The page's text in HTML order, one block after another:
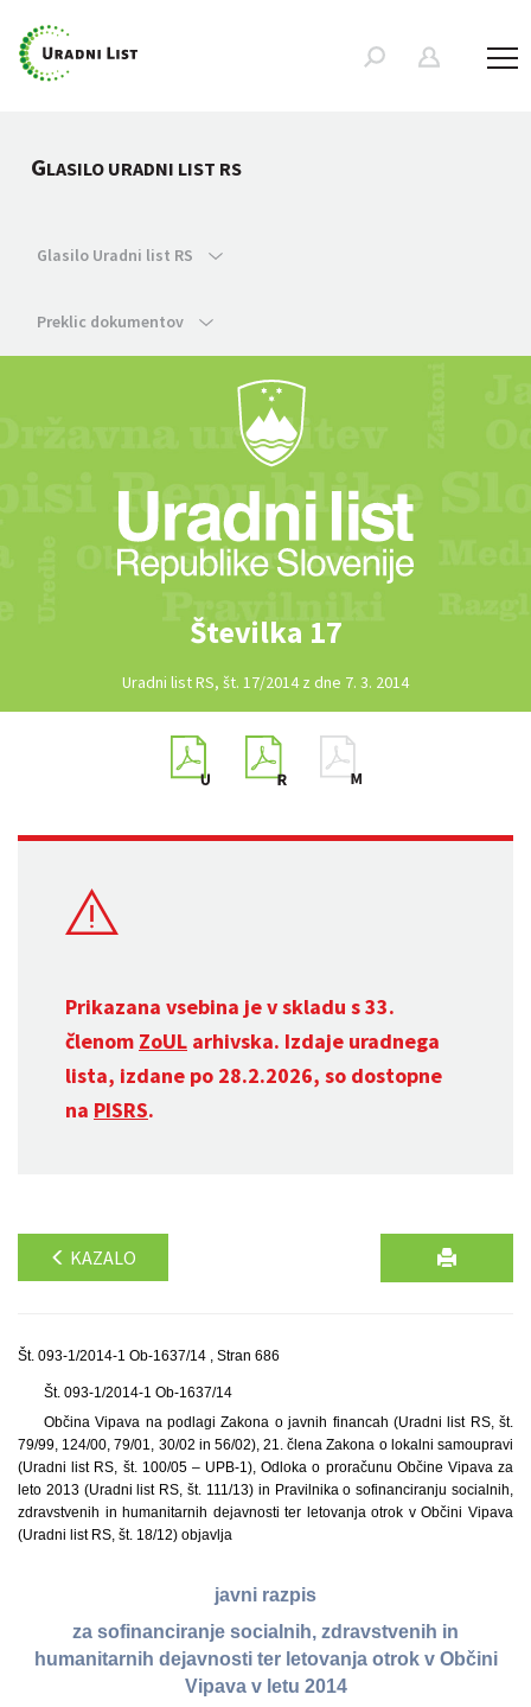
GLASILO URADNI LIST RS
Glasilo Uradni list RS
Preklic dokumentov
Številka 17
Uradni list RS, št. 17/2014 z dne 7. 3. 2014
Prikazana vsebina je v skladu s 33.
členom ZoUL arhivska. Izdaje uradnega
lista, izdane po 28.2.2026, so dostopne
na PISRS.
KAZALO
Št. 093-1/2014-1 Ob-1637/14 , Stran 686
Št. 093-1/2014-1 Ob-1637/14
Občina Vipava na podlagi Zakona o javnih financah (Uradni list RS, št.
79/99, 124/00, 79/01, 30/02 in 56/02), 21. člena Zakona o lokalni samoupravi
(Uradni list RS, št. 100/05 – UPB-1), Odloka o proračunu Občine Vipava za
leto 2013 (Uradni list RS, št. 111/13) in Pravilnika o sofinanciranju socialnih,
zdravstvenih in humanitarnih dejavnosti ter letovanja otrok v Občini Vipava
(Uradni list RS, št. 18/12) objavlja
javni razpis
za sofinanciranje socialnih, zdravstvenih in
humanitarnih dejavnosti ter letovanja otrok v Občini
Vipava v letu 2014